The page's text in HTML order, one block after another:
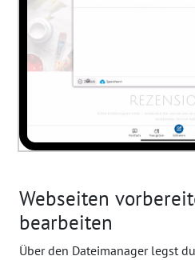
Webseiten
bearbeiten
Über den Dateimanager legst